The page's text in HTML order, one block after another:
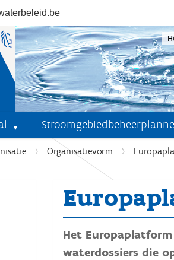
Organisatievorm
Het
waterdossiers die